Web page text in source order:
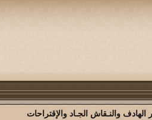
الهادف والنـقاش الجـاد والإقتراحات